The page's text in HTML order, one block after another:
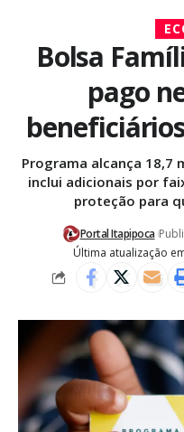
Bolsa
pago
Programa alcança 18,7
inclui adicionais por
proteção para
Última atualização
Portal Itapipoca